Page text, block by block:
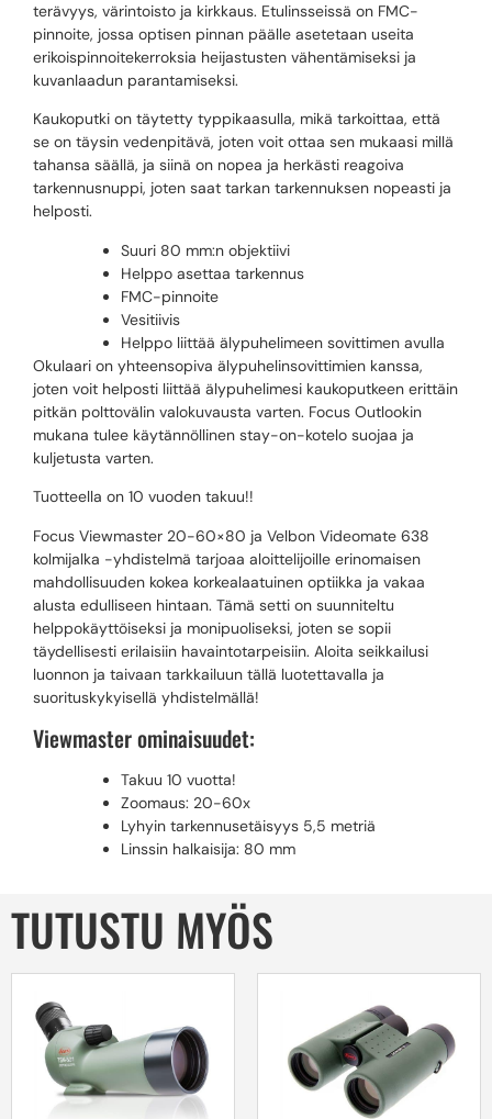
terävyys, värintoisto ja kirkkaus. Etulinsseissä on FMC-
pinnoite, jossa optisen pinnan päälle asetetaan useita
erikoispinnoitekerroksia heijastusten vähentämiseksi ja
kuvanlaadun parantamiseksi.
Kaukoputki on täytetty typpikaasulla, mikä tarkoittaa, että
se on täysin vedenpitävä, joten voit ottaa sen mukaasi millä
tahansa säällä, ja siinä on nopea ja herkästi reagoiva
tarkennusnuppi, joten saat tarkan tarkennuksen nopeasti ja
helposti.
Suuri 80 mm:n objektiivi
Helppo asettaa tarkennus
FMC-pinnoite
Vesitiivis
Helppo liittää älypuhelimeen sovittimen avulla
Okulaari on yhteensopiva älypuhelinsovittimien kanssa,
joten voit helposti liittää älypuhelimesi kaukoputkeen erittäin
pitkän polttovälin valokuvausta varten. Focus Outlookin
mukana tulee käytännöllinen stay-on-kotelo suojaa ja
kuljetusta varten.
Tuotteella on 10 vuoden takuu!!
Focus Viewmaster 20-60×80 ja Velbon Videomate 638
kolmijalka -yhdistelmä tarjoaa aloittelijoille erinomaisen
mahdollisuuden kokea korkealaatuinen optiikka ja vakaa
alusta edulliseen hintaan. Tämä setti on suunniteltu
helppokäyttöiseksi ja monipuoliseksi, joten se sopii
täydellisesti erilaisiin havaintotarpeisiin. Aloita seikkailusi
luonnon ja taivaan tarkkailuun tällä luotettavalla ja
suorituskykyisellä yhdistelmällä!
Viewmaster ominaisuudet:
Takuu 10 vuotta!
Zoomaus: 20-60x
Lyhyin tarkennusetäisyys 5,5 metriä
Linssin halkaisija: 80 mm
TUTUSTU MYÖS